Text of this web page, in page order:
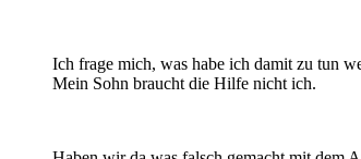
Ich frage mich, was habe ich damit zu tun
Mein Sohn braucht die Hilfe nicht ich.